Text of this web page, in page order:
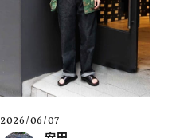
2026/06/07